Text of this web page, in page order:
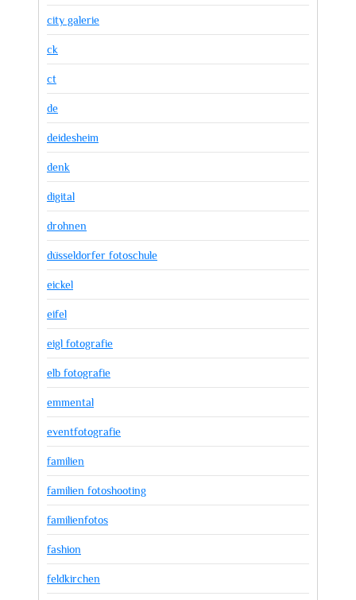
city galerie
ck
ct
de
deidesheim
denk
digital
drohnen
düsseldorfer fotoschule
eickel
eifel
eigl fotografie
elb fotografie
emmental
eventfotografie
familien
familien fotoshooting
familienfotos
fashion
feldkirchen